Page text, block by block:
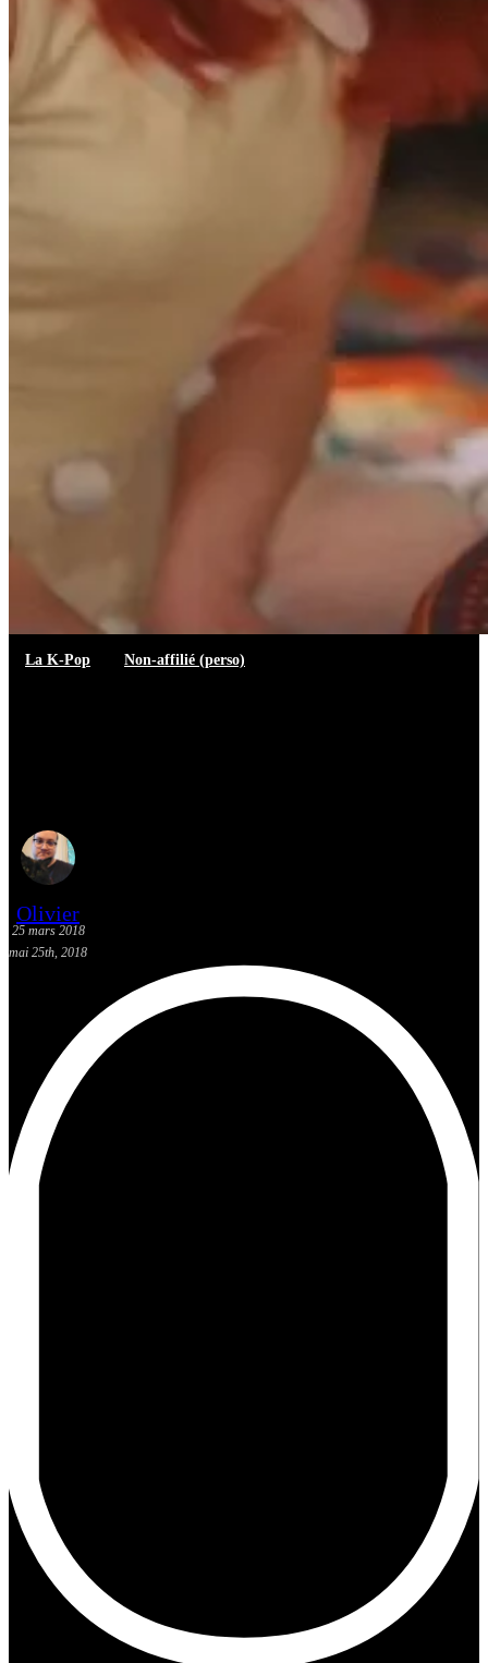
La K-Pop Non-affilié (perso)
Olivier
25 mars 2018
mai 25th, 2018